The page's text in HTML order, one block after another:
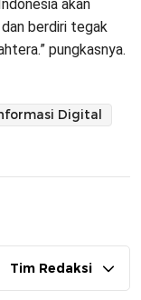
akan
berdiri tegak
pungkasnya.
Digital
Tim Redaksi